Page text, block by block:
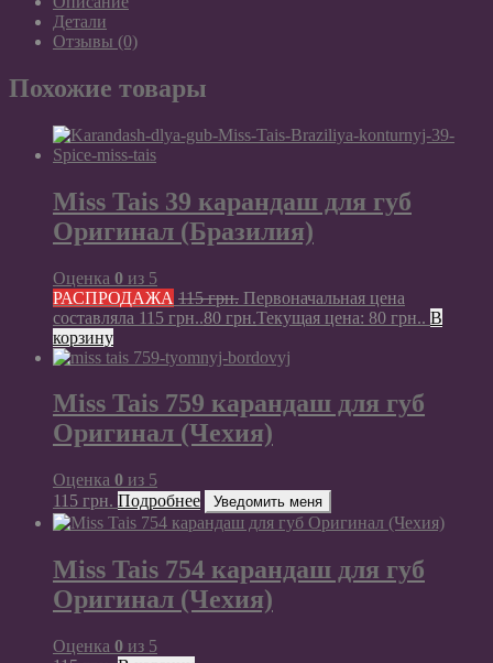
Детали
Отзывы (0)
Похожие товары
Miss Tais 39 карандаш для губ
Оригинал (Бразилия)
Оценка 0 из 5
РАСПРОДАЖА 115грн. Первоначальная цена
составляла 115 грн..80 грн.Текущая цена: 80 грн.. В
корзину
Miss Tais 759 карандаш для губ
Оригинал (Чехия)
Оценка 0 из 5
115 грн. Подробнее Уведомить меня
Miss Tais 754 карандаш для губ
Оригинал (Чехия)
Оценка 0 из 5